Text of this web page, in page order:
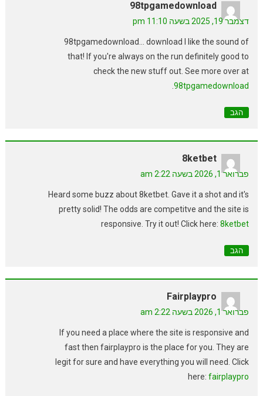
98tpgamedownload
דצמבר 19, 2025 בשעה 11:10 pm
98tpgamedownload… download I like the sound of
that! If you're always on the run definitely good to
check the new stuff out. See more over at
98tpgamedownload
.
הגב
8ketbet
פברואר 1, 2026 בשעה 2:22 am
Heard some buzz about 8ketbet. Gave it a shot and it's
pretty solid! The odds are competitve and the site is
responsive. Try it out! Click here:8ketbet
הגב
Fairplaypro
פברואר 1, 2026 בשעה 2:22 am
If you need a place where the site is responsive and
fast then fairplaypro is the place for you. They are
legit for sure and have everything you will need. Click
here:fairplaypro